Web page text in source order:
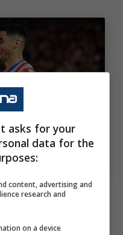
il Paraguay vuole
alla Mls: il
il talento
asks for your
data for the
content, advertising and
research and
on a device